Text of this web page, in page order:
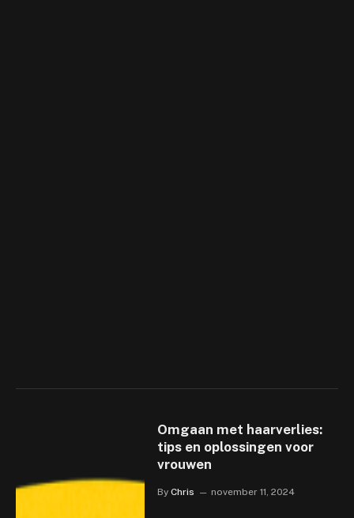
Omgaan met haarverlies:
tips en oplossingen voor
vrouwen
By Chris november 11, 2024